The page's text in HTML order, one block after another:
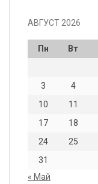
АВГУСТ 2026
Пн Вт
3
4
10
11
17
18
24
25
31
« Май